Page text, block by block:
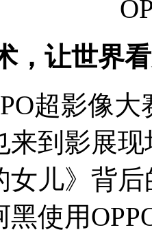
，让世界
超影像
来到影展
女儿》背
使用